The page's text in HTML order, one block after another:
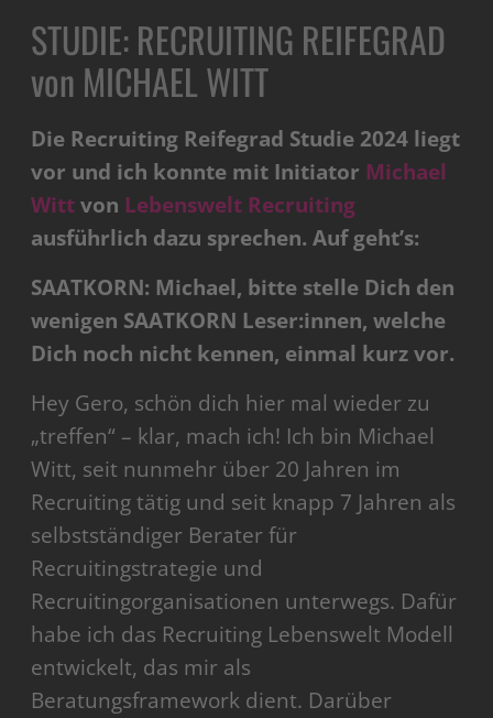
STUDIE: RECRUITING REIFEGRAD
von MICHAEL WITT
Die Recruiting Reifegrad Studie 2024 liegt
vor und ich konnte mit Initiator Michael
Wittvon Lebenswelt Recruiting
ausführlich dazu sprechen. Auf geht’s:
SAATKORN: Michael, bitte stelle Dich den
wenigen SAATKORN Leser:innen, welche
Dich noch nicht kennen, einmal kurz vor.
Hey Gero, schön dich hier mal wieder zu
„treffen“ – klar, mach ich! Ich bin Michael
Witt, seit nunmehr über 20 Jahren im
Recruiting tätig und seit knapp 7 Jahren als
selbstständiger Berater für
Recruitingstrategie und
Recruitingorganisationen unterwegs. Dafür
habe ich das Recruiting Lebenswelt Modell
entwickelt, das mir als
Beratungsframework dient. Darüber